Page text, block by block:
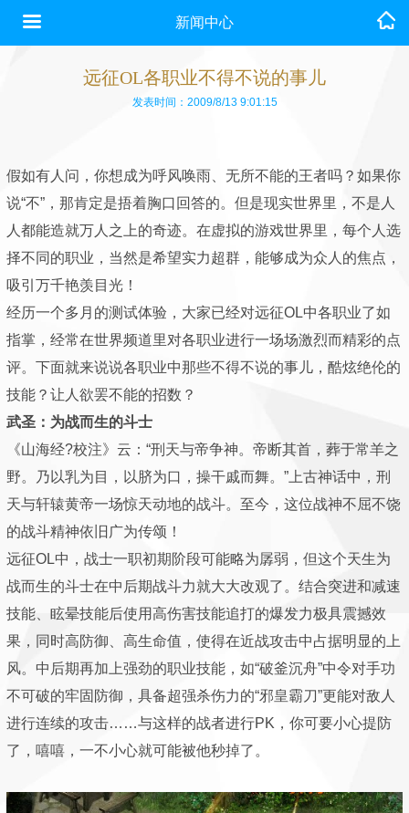
新闻中心
远征OL各职业不得不说的事儿
发表时间：2009/8/13 9:01:15
假如有人问，你想成为呼风唤雨、无所不能的王者吗？如果你
说“不”，那肯定是捂着胸口回答的。但是现实世界里，不是人
人都能造就万人之上的奇迹。在虚拟的游戏世界里，每个人选
择不同的职业，当然是希望实力超群，能够成为众人的焦点，
吸引万千艳羡目光！
经历一个多月的测试体验，大家已经对远征OL中各职业了如
指掌，经常在世界频道里对各职业进行一场场激烈而精彩的点
评。下面就来说说各职业中那些不得不说的事儿，酷炫绝伦的
技能？让人欲罢不能的招数？
武圣：为战而生的斗士
《山海经?校注》云：“刑天与帝争神。帝断其首，葬于常羊之
野。乃以乳为目，以脐为口，操干戚而舞。”上古神话中，刑
天与轩辕黄帝一场惊天动地的战斗。至今，这位战神不屈不饶
的战斗精神依旧广为传颂！
远征OL中，战士一职初期阶段可能略为孱弱，但这个天生为
战而生的斗士在中后期战斗力就大大改观了。结合突进和减速
技能、眩晕技能后使用高伤害技能追打的爆发力极具震撼效
果，同时高防御、高生命值，使得在近战攻击中占据明显的上
风。中后期再加上强劲的职业技能，如“破釜沉舟”中令对手功
不可破的牢固防御，具备超强杀伤力的“邪皇霸刀”更能对敌人
进行连续的攻击……与这样的战者进行PK，你可要小心提防
了，嘻嘻，一不小心就可能被他秒掉了。